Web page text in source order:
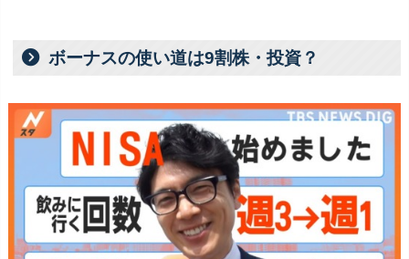
ボーナスの使い道は9割株・投資？